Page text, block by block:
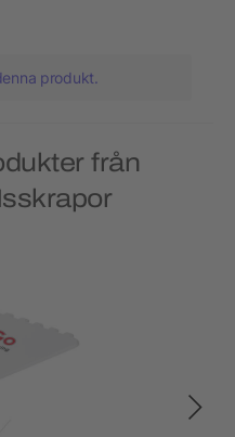
produkt.
från